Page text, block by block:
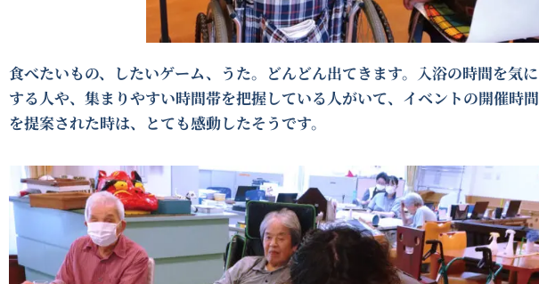
食べたいもの、したいゲーム、うた。どんどん出てきます。入浴の時間を気に
する人や、集まりやすい時間帯を把握している人がいて、イベントの開催時間
を提案された時は、とても感動したそうです。